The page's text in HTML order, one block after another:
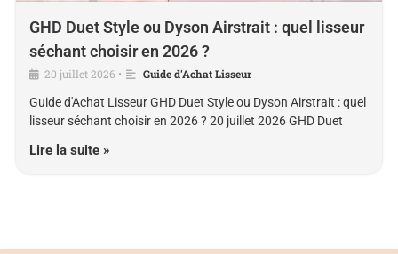
GHD Duet Style ou Dyson Airstrait : quel lisseur
séchant choisir en 2026 ?
20 juillet 2026 •
Guide d'Achat Lisseur
Guide d'Achat Lisseur GHD Duet Style ou Dyson Airstrait : quel
lisseur séchant choisir en 2026 ? 20 juillet 2026 GHD Duet
Lire la suite »